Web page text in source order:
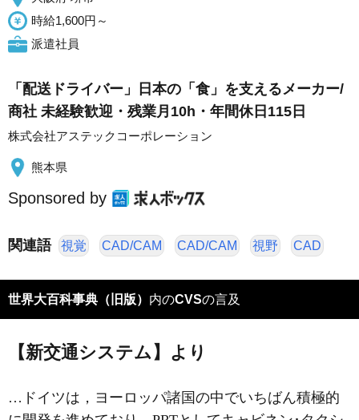
時給1,600円～
派遣社員
「配送ドライバー」日本の「食」を支えるメーカー/
商社 未経験歓迎・残業月10h・年間休日115日
株式会社アステックコーポレーション
熊本県
Sponsored by
関連語 視覚 CAD/CAM CAD/CAM 視野 CAD
世界大百科事典（旧版） 内のCVSの言及
【新交通システム】より
…ドイツは，ヨーロッパ諸国の中でいちばん積極的